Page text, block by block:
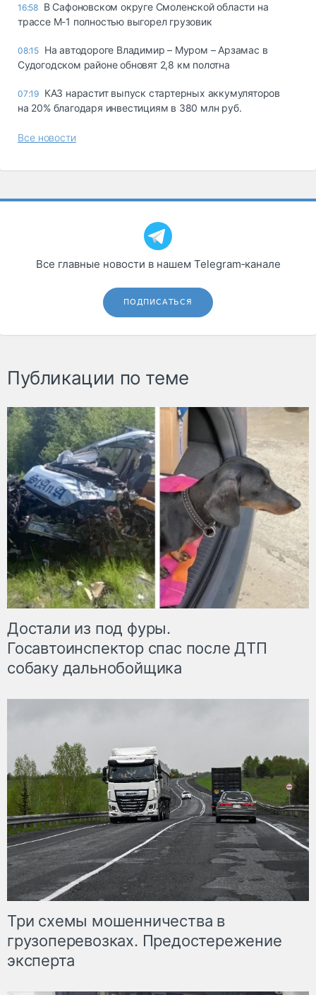
16:58 В Сафоновском округе Смоленской области на
трассе М-1 полностью выгорел грузовик
08:15 На автодороге Владимир – Муром – Арзамас в
Судогодском районе обновят 2,8 км полотна
07:19 КАЗ нарастит выпуск стартерных аккумуляторов
на 20% благодаря инвестициям в 380 млн руб.
Все новости
Все главные новости в нашем Telegram‑канале
ПОДПИСАТЬСЯ
Публикации по теме
Достали из под фуры.
Госавтоинспектор спас после ДТП
собаку дальнобойщика
Три схемы мошенничества в
грузоперевозках. Предостережение
эксперта